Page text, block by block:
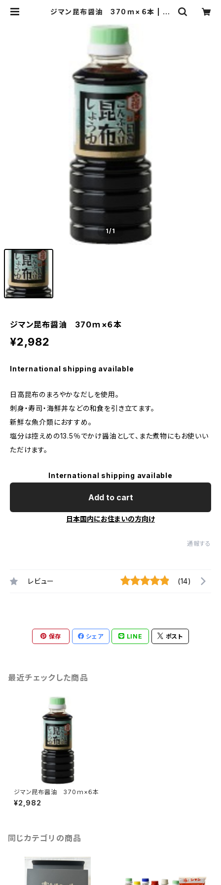
ジマン昆布醤油 370ｍ×６本 | 新
1/1
ジマン昆布醤油 370ｍ×６本
¥2,982
International shipping available
日高昆布のまろやかなだしを使用。
刺身・寿司・海鮮丼などの和食を引き立てます。
新鮮な魚介類におすすめ。
塩分は控えめの13.5％でかけ醤油として、また煮物にもお使いい
ただけます。
International shipping available
Add to cart
日本国内にお住まいの方向け
通報する
レビュー (14)
保存 シェア LINE ポスト
最近チェックした商品
ジマン昆布醤油 370ｍ×６本
¥2,982
同じカテゴリの商品